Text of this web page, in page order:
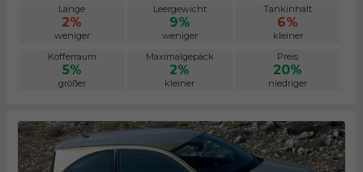
Länge
2%
weniger
Leergewicht
9%
weniger
Tankinhalt
6%
kleiner
Kofferraum
5%
größer
Maximalgepäck
2%
kleiner
Preis
20%
niedriger